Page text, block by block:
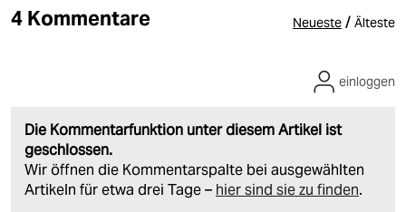
4 Kommentare Neueste / Älteste
Die Kommentarfunktion unter diesem Artikel ist
geschlossen.
Wir öffnen die Kommentarspalte bei ausgewählten
Artikeln für etwa drei Tage – hier sind sie zu finden.
einloggen